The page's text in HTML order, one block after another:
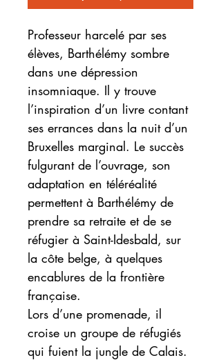
Professeur harcelé par ses
élèves, Barthélémy sombre
dans une dépression
insomniaque. Il y trouve
l’inspiration d’un livre contant
ses errances dans la nuit d’un
Bruxelles marginal. Le succès
fulgurant de l’ouvrage, son
adaptation en téléréalité
permettent à Barthélémy de
prendre sa retraite et de se
réfugier à Saint-Idesbald, sur
la côte belge, à quelques
encablures de la frontière
française.
Lors d’une promenade, il
croise un groupe de réfugiés
qui fuient la jungle de Calais.